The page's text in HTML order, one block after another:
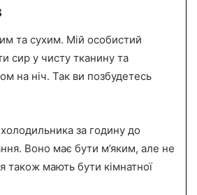
та сухим. Мій особистий
сир у чисту тканину та
на ніч. Так ви позбудетесь
за годину до
Воно має бути м’яким, але не
також мають бути кімнатної